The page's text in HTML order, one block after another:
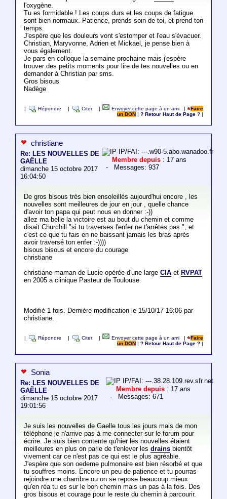
l'oxygène.
Tu es formidable ! Les coups durs et les coups de fatigue
sont bien normaux. Patience, prends soin de toi, et prend ton
temps.
J'espère que les douleurs vont s'estomper et l'eau s'évacuer.
Christian, Maryvonne, Adrien et Mickael, je pense bien à
vous également.
Je pars en colloque la semaine prochaine mais j'espère
trouver des petits moments pour lire de tes nouvelles ou en
demander à Christian par sms.
Gros bisous
Nadège
Répondre Citer Envoyer cette page à un ami |
Faire
un DON
|? Retour Haut de Page ?
christiane
Re: LES NOUVELLES DE
GAËLLE
dimanche 15 octobre 2017
16:04:50
IP/FAI: ---.w90-5.abo.wanadoo.fr
Membre depuis : 17 ans
- Messages: 937
De gros bisous très bien ensoleillés aujourd'hui encore , les
nouvelles sont meilleures de jour en jour , quelle chance
d'avoir ton papa qui peut nous en donner :-))
allez ma belle la victoire est au bout du chemin et comme
disait Churchill "si tu traverses l'enfer ne t'arrêtes pas ", et
c'est ce que tu fais en ne baissant jamais les bras après
avoir traversé ton enfer :-))))
bisous bisous et encore du courage
christiane
christiane maman de Lucie opérée d'une large CIAet RVPAT
en 2005 a clinique Pasteur de Toulouse
Modifié 1 fois. Dernière modification le 15/10/17 16:06 par
christiane.
Répondre Citer Envoyer cette page à un ami |
Faire
un DON
|? Retour Haut de Page ?
Sonia
Re: LES NOUVELLES DE
GAËLLE
dimanche 15 octobre 2017
19:01:56
IP/FAI: ---.38.28.109.rev.sfr.net
Membre depuis : 17 ans
- Messages: 671
Je suis les nouvelles de Gaelle tous les jours mais de mon
téléphone je n'arrive pas à me connecter sur le forum pour
écrire. Je suis bien contente qu'hier les nouvelles étaient
meilleures en plus on parle de t'enlever les drainsbientôt
vivement car ce n'est pas ce qui est le plus agréable.
J'espère que son oedeme pulmonaire est bien résorbé et que
tu souffres moins. Encore un peu de patience et tu pourras
rejoindre une chambre ou on se repose beaucoup mieux
qu'en réa tu es sur le bon chemin mais un pas à la fois. Des
gros bisous et courage pour le reste du chemin à parcourir.